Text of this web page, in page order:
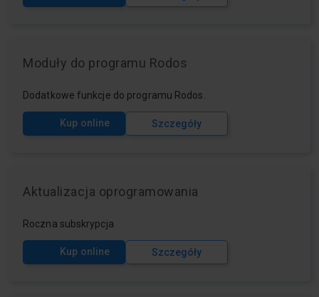
Moduły do programu Rodos
Dodatkowe funkcje do programu Rodos.
Kup online Szczegóły
Aktualizacja oprogramowania
Roczna subskrypcja
Kup online Szczegóły